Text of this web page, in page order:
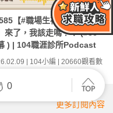
0
【#職場生存】「國王人
來了，我該走嗎？！ (#cc
) | 104職涯診所Podcast
| 104小編 | 20660觀看數
更多訂閱內容